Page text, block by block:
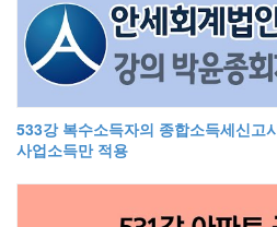
533강 복수소득자의 종합소득세신고
사업소득만 적용